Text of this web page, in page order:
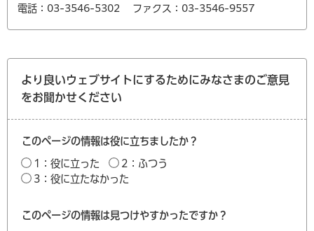
電話：03-3546-5302
ファクス：03-3546-9557
より良いウェブサイトにするためにみなさまのご意見
をお聞かせください
このページの情報は役に立ちましたか？
1：役に立った
2：ふつう
3：役に立たなかった
このページの情報は見つけやすかったですか？